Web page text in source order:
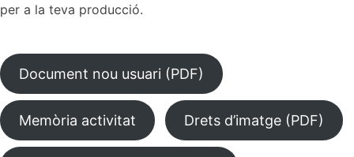
per a la teva producció.
Document nou usuari (PDF)
Memòria activitat Drets d’imatge (PDF)